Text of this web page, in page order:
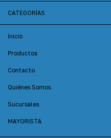
CATEGORÍAS
Inicio
Productos
Contacto
Quiénes Somos
Sucursales
MAYORISTA